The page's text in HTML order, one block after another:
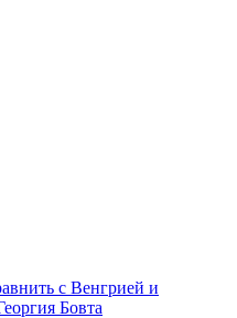
с Венгрией и
Бовта